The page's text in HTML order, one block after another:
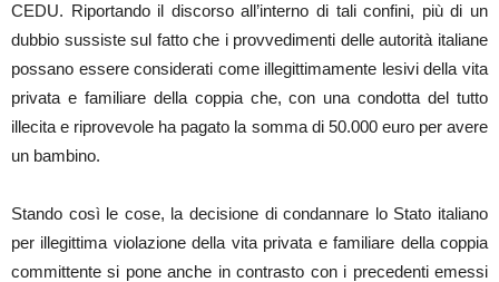
CEDU. Riportando il discorso all’interno di tali confini, più di un
dubbio sussiste sul fatto che i provvedimenti delle autorità italiane
possano essere considerati come illegittimamente lesivi della vita
privata e familiare della coppia che, con una condotta del tutto
illecita e riprovevole ha pagato la somma di 50.000 euro per avere
un bambino.
Stando così le cose, la decisione di condannare lo Stato italiano
per illegittima violazione della vita privata e familiare della coppia
committente si pone anche in contrasto con i precedenti emessi